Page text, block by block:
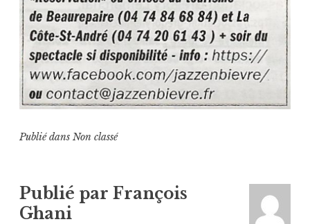
Publié dans Non classé
Publié par François
Ghani